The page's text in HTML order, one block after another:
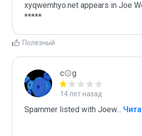
xyqwemhyo.net appears in Joe
*****
Полезный
c۞g
14 лет назад
Spammer listed with Joew...